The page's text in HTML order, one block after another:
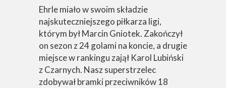
Ehrle miało w swoim składzie
najskuteczniejszego piłkarza ligi,
którym był Marcin Gniotek. Zakończył
on sezon z 24 golami na koncie, a drugie
miejsce w rankingu zajął Karol Lubiński
z Czarnych. Nasz superstrzelec
zdobywał bramki przeciwników 18